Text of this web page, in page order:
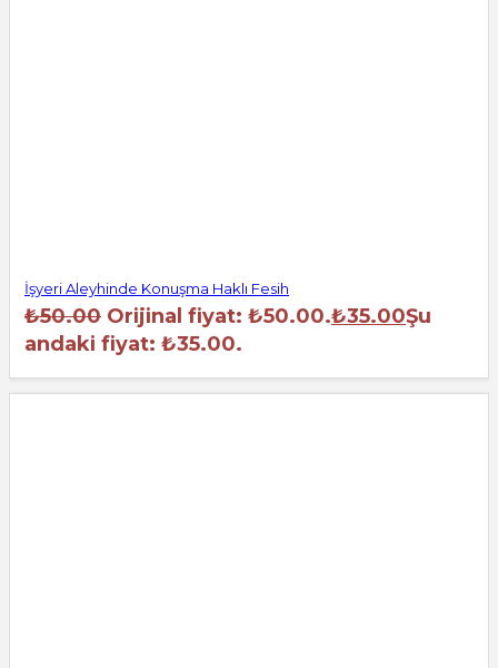
İşyeri Aleyhinde Konuşma Haklı Fesih
₺50.00 Orijinal fiyat: ₺50.00.₺35.00Şu
andaki fiyat: ₺35.00.